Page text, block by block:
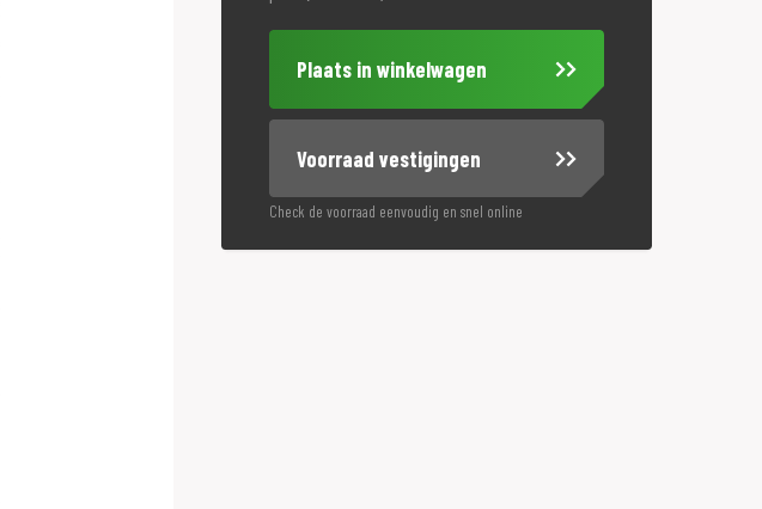
Plaats in winkelwagen
Voorraad vestigingen
Check de voorraad eenvoudig en snel online